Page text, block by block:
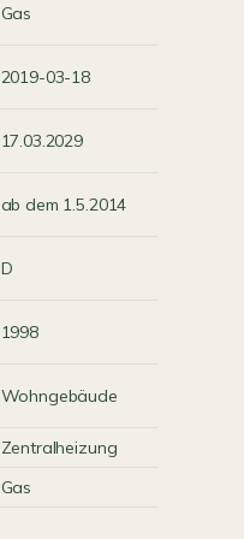
Gas
2019-03-18
17.03.2029
ab dem 1.5.2014
D
1998
Wohngebäude
Zentralheizung
Gas